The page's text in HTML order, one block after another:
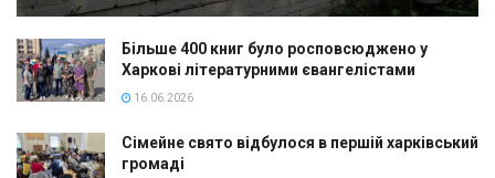
Більше 400 книг було росповсюджено у
Харкові літературними євангелістами
16.06.2026
Сімейне свято відбулося в першій харківський
громаді